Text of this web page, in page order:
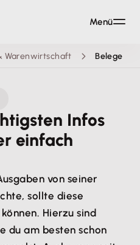
Warenwirtschaft Belege
Infos
einfach
von seiner
sollte diese
Hierzu sind
du am besten schon
Menü